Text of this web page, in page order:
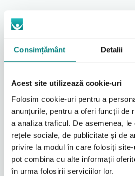
Consimțământ Detalii
Acest site utilizează cookie-uri
Folosim cookie-uri pentru a
anunțurile, pentru a oferi funcții de
a analiza traficul. De asemenea,
rețele sociale, de publicitate și de
privire la modul în care folosiți
pot combina cu alte informații
în urma folosirii serviciilor lor.
Cum te ajuta rampele
persoane cu dizabilitati
Utilizarea unor rampe acces
permite depasirea usoara a
trepte, borduri sau praguri.
mobilitatii zilnice.
Fiind telescopice, rampele
functie de inaltimea necesara.
Usor de transportat si
Constructia din aluminiu face ca
persoane dizabilitati sa fie
acelasi timp. Pot fi